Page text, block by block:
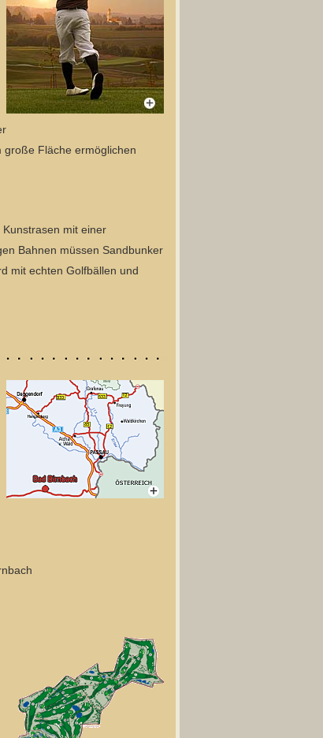
große Fläche ermöglichen
mit einer
Bahnen müssen Sandbunker
mit echten Golfbällen und